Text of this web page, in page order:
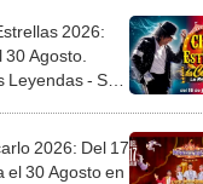
2026:
30 Agosto.
- San
2026: Del 17
el 30 Agosto en